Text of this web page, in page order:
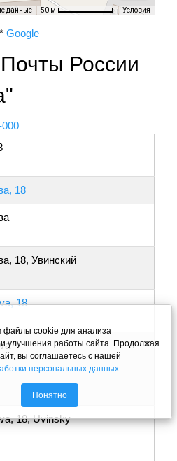
данные 50 м Условия
* Google
России
18
18, Увинский
18
18, Uvinsky
файлы cookie для анализа
улучшения работы сайта. Продолжая
вы соглашаетесь с нашей
персональных данных.
Понятно